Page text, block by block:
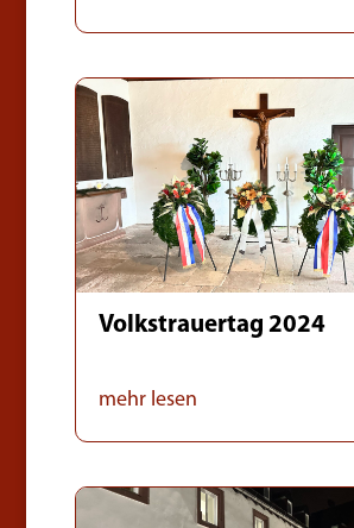
Volkstrauertag 2024
mehr lesen